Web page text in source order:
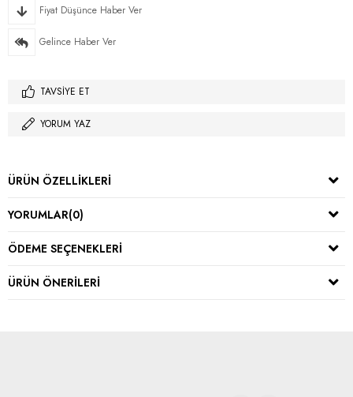
Fiyat Düşünce Haber Ver
Gelince Haber Ver
TAVSIYE ET
YORUM YAZ
ÜRÜN ÖZELLIKLERI
YORUMLAR(0)
ÖDEME SEÇENEKLERI
ÜRÜN ÖNERILERI